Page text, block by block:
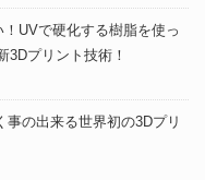
UVで硬化する樹脂を使っ
3Dプリント技術！
の出来る世界初の3Dプリ